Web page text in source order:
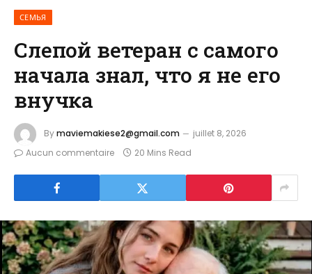
СЕМЬЯ
Слепой ветеран с самого
начала знал, что я не его
внучка
Bymaviemakiese2@gmail.com
juillet 8, 2026
Aucun commentaire
20 Mins Read